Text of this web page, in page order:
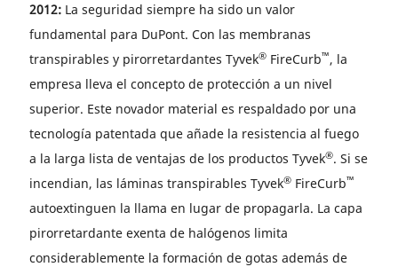
2012: La seguridad siempre ha sido un valor
fundamental para DuPont. Con las membranas
transpirables y pirorretardantes Tyvek® FireCurb™, la
empresa lleva el concepto de protección a un nivel
superior. Este novador material es respaldado por una
tecnología patentada que añade la resistencia al fuego
a la larga lista de ventajas de los productos Tyvek®. Si se
incendian, las láminas transpirables Tyvek® FireCurb™
autoextinguen la llama en lugar de propagarla. La capa
pirorretardante exenta de halógenos limita
considerablemente la formación de gotas además de